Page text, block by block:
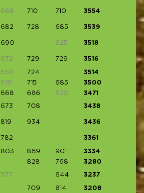
668 710 710 3554
682 728 685 3539
690 625 3518
672 729 729 3516
650 724
3514
619 715 685
3500
668 686 630 3471
673 708 3438
819 934 3436
782 3361
803 869 901
3334
828 768 3280
577 644 3237
709 814
3208